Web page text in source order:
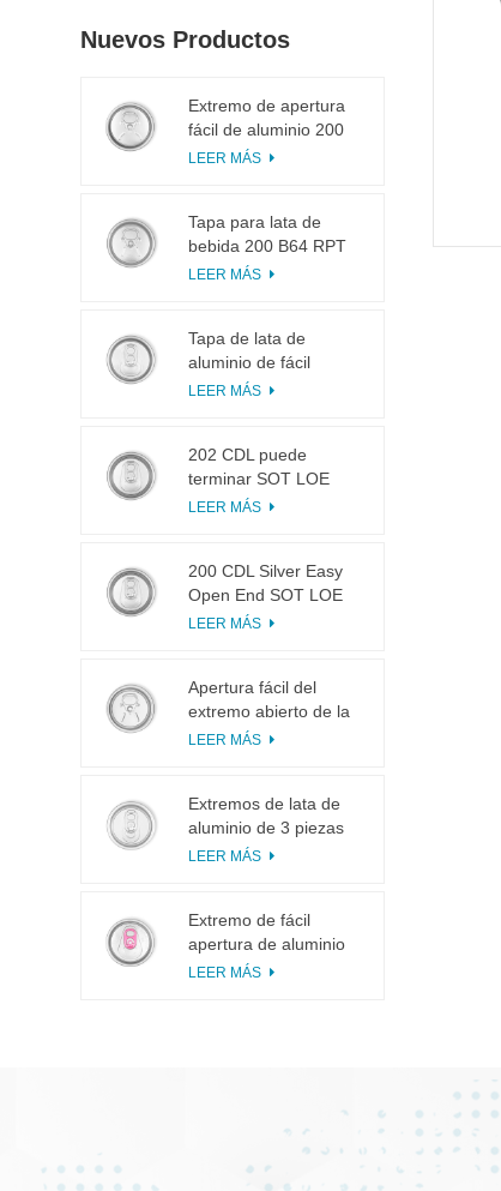
Nuevos Productos
Extremo de apertura
fácil de aluminio 200
B64 RPT LOE
LEER MÁS
Tapa para lata de
bebida 200 B64 RPT
SOE plateada, fácil de
LEER MÁS
Tapa de lata de
aluminio de fácil
apertura 200 B64 SOT
LEER MÁS
202 CDL puede
terminar SOT LOE
Plata Ligero EOE
LEER MÁS
200 CDL Silver Easy
Open End SOT LOE
Epoxi
LEER MÁS
Apertura fácil del
extremo abierto de la
lengüeta del tirón del
LEER MÁS
Extremos de lata de
aluminio de 3 piezas
200 SOT para
LEER MÁS
Extremo de fácil
apertura de aluminio
inciso con pestaña
LEER MÁS